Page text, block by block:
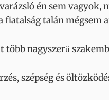
én sem vagyok,
fiatalság talán mégsem
több nagyszerű
szépség és